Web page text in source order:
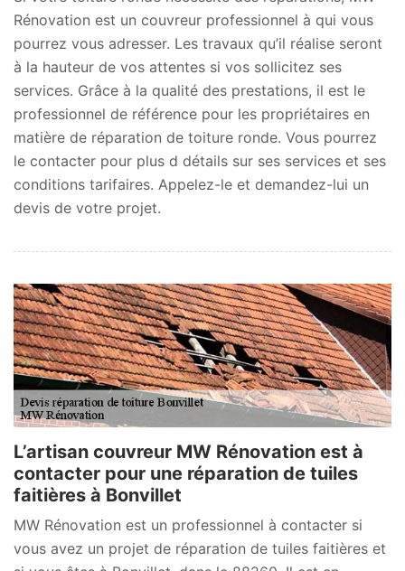
Rénovation est un couvreur professionnel à qui vous
pourrez vous adresser. Les travaux qu’il réalise seront
à la hauteur de vos attentes si vos sollicitez ses
services. Grâce à la qualité des prestations, il est le
professionnel de référence pour les propriétaires en
matière de réparation de toiture ronde. Vous pourrez
le contacter pour plus d détails sur ses services et ses
conditions tarifaires. Appelez-le et demandez-lui un
devis de votre projet.
L’artisan couvreur MW Rénovation est à
contacter pour une réparation de tuiles
faitières à Bonvillet
MW Rénovation est un professionnel à contacter si
vous avez un projet de réparation de tuiles faitières et